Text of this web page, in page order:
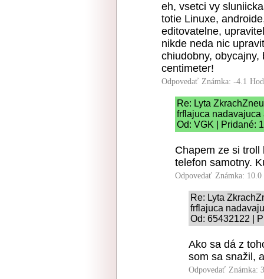
eh, vsetci vy
totie Linuxe,
editovatelne,
nikde neda nic
chiudobny,
centimeter!
Odpovedať Známka: -4.1
Re: Lyta
frflajuca
Od: VGK | Pridané:
Chapem ze si
telefon samotny.
Odpovedať Známka: 10.0
Re: Lyta
frflajuca
Od: 65432122 |
Ako sa dá z
som sa snažil,
Odpovedať Známka: